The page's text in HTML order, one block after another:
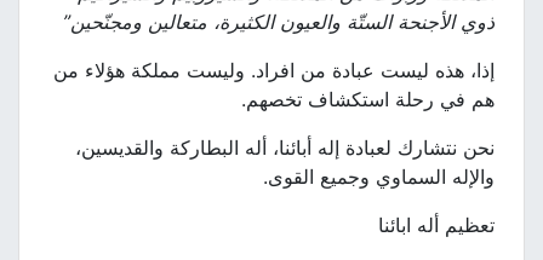
ذوي الأجنحة الستّة والعيون الكثيرة، متعالين ومجنّحين”
إذا، هذه ليست عبادة من افراد. وليست مملكة هؤلاء من
هم في رحلة استكشاف تخصهم.
نحن نتشارك لعبادة إله أبائنا، أله البطاركة والقديسين،
والإله السماوي وجميع القوى.
تعظيم أله ابائنا